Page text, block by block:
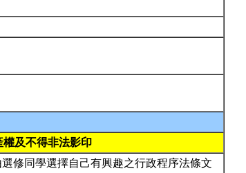
及不得非法影印
修同學選擇自己有興趣之行政程序法條文